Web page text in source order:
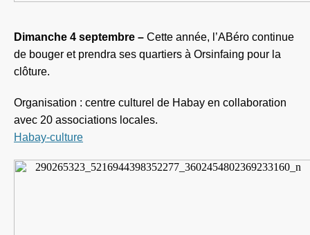
Dimanche 4 septembre – Cette année, l’ABéro continue
de bouger et prendra ses quartiers à Orsinfaing pour la
clôture.
Organisation : centre culturel de Habay en collaboration
avec 20 associations locales.
Habay-culture